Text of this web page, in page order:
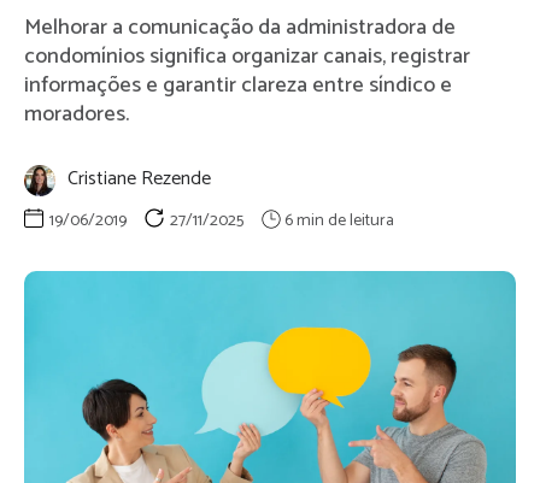
Melhorar a comunicação da administradora de
condomínios significa organizar canais, registrar
informações e garantir clareza entre síndico e
moradores.
Cristiane Rezende
19/06/2019 27/11/2025